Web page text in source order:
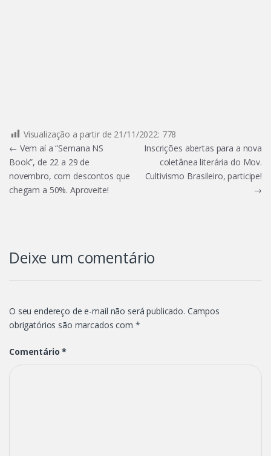
Visualização a partir de 21/11/2022: 778
Navegação
de
Post
← Vem aí a “Semana NS
Book”, de 22 a 29 de
novembro, com descontos que
chegam a 50%. Aproveite!
Inscrições abertas para a nova
coletânea literária do Mov.
Cultivismo Brasileiro, participe!
→
Deixe um comentário
O seu endereço de e-mail não será publicado. Campos
obrigatórios são marcados com *
Comentário*